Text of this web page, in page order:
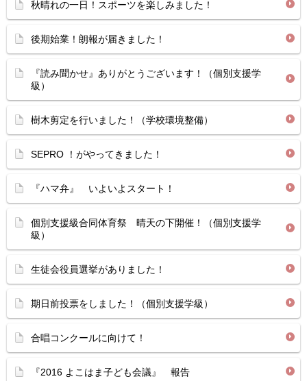
秋晴れの一日！スポーツを楽しみました！
後期始業！朗報が届きました！
『読み聞かせ』ありがとうございます！（個別支援学
級）
樹木剪定を行いました！（学校環境整備）
SEPRO ！がやってきました！
『ハマ弁』 いよいよスタート！
個別支援級合同体育祭 晴天の下開催！（個別支援学
級）
生徒会役員選挙がありました！
期日前投票をしました！（個別支援学級）
合唱コンクールに向けて！
『2016 よこはま子ども会議』 報告